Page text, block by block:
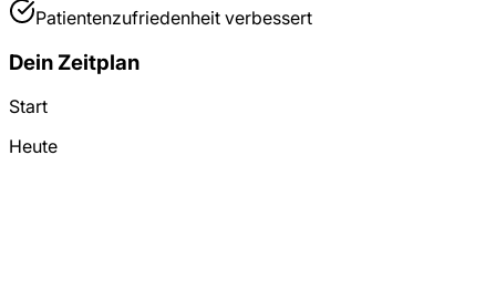
Patientenzufriedenheit verbessert
Dein Zeitplan
Start
Heute